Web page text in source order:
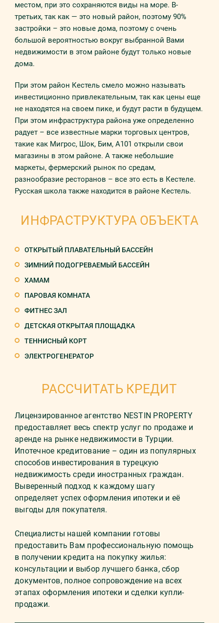
местом, при это сохраняются виды на море. В-
третьих, так как — это новый район, поэтому 90%
застройки – это новые дома, поэтому с очень
большой вероятностью вокруг выбранной Вами
недвижимости в этом районе будут только новые
дома.
При этом район Кестель смело можно называть
инвестиционно привлекательным, так как цены еще
не находятся на своем пике, и будут расти в будущем.
При этом инфраструктура района уже определенно
радует – все известные марки торговых центров,
такие как Мигрос, Шок, Бим, А101 открыли свои
магазины в этом районе. А также небольшие
маркеты, фермерский рынок по средам,
разнообразие ресторанов – все это есть в Кестеле.
Русская школа также находится в районе Кестель.
ИНФРАСТРУКТУРА ОБЪЕКТА
ОТКРЫТЫЙ ПЛАВАТЕЛЬНЫЙ БАССЕЙН
ЗИМНИЙ ПОДОГРЕВАЕМЫЙ БАССЕЙН
ХАМАМ
ПАРОВАЯ КОМНАТА
ФИТНЕС ЗАЛ
ДЕТСКАЯ ОТКРЫТАЯ ПЛОЩАДКА
ТЕННИСНЫЙ КОРТ
ЭЛЕКТРОГЕНЕРАТОР
РАССЧИТАТЬ КРЕДИТ
Лицензированное агентство NESTIN PROPERTY
предоставляет весь спектр услуг по продаже и
аренде на рынке недвижимости в Турции.
Ипотечное кредитование – один из популярных
способов инвестирования в турецкую
недвижимость среди иностранных граждан.
Выверенный подход к каждому шагу
определяет успех оформления ипотеки и её
выгоды для покупателя.
Специалисты нашей компании готовы
предоставить Вам профессиональную помощь
в получении кредита на покупку жилья:
консультации и выбор лучшего банка, сбор
документов, полное сопровождение на всех
этапах оформления ипотеки и сделки купли-
продажи.